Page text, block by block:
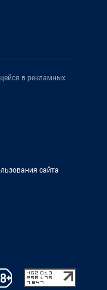
в рекламных
сайта